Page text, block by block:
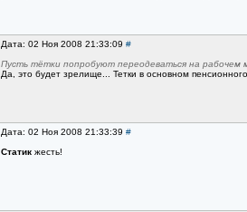
Дата: 02 Ноя 2008 21:33:09 #
Пусть тётки попробуют переодеваться на рабочем
Да, это будет зрелище... Тетки в основном
Дата: 02 Ноя 2008 21:33:39 #
Статик жесть!